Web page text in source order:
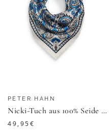
PETER HAHN
Nicki-Tuch aus 100% Seide Peter Hahn blau
49,95€